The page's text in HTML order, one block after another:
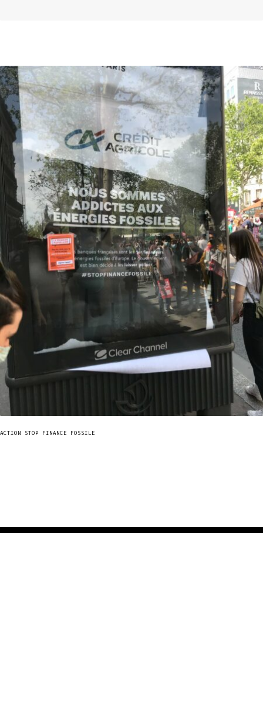
ACTION STOP FINANCE FOSSILE